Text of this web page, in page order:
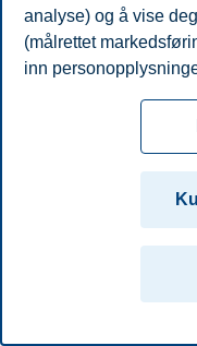
OsloBergenTrondheim
© 2026
analyse) og å vise
(målrettet
inn
cookies som er
fungere, kan du
samtykke ved å
Les mer om våre
opplysninger vi
for
eller trekke tilbake